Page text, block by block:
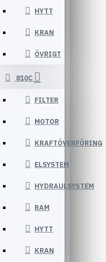
HYTT
KRAN
ÖVRIGT
810C
FILTER
MOTOR
KRAFTÖVERFÖRING
ELSYSTEM
HYDRAULSYSTEM
RAM
HYTT
KRAN